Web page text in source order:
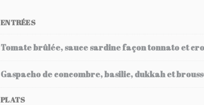
ENTRÉES
Tomate brûlée, sauce sardine façon tonnato et
Gaspacho de concombre, basilic, dukkah et
PLATS